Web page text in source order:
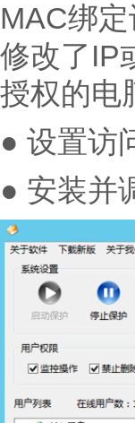
MAC绑
修改了IP
授权的电
● 设置访
● 安装并